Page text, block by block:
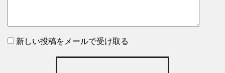
新しい投稿をメールで受け取る